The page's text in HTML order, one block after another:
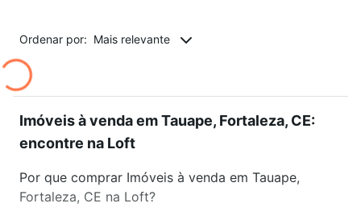
Ordenar por: Mais relevante
Imóveis à venda em Tauape, Fortaleza, CE:
encontre na Loft
Por que comprar Imóveis à venda em Tauape,
Fortaleza, CE na Loft?